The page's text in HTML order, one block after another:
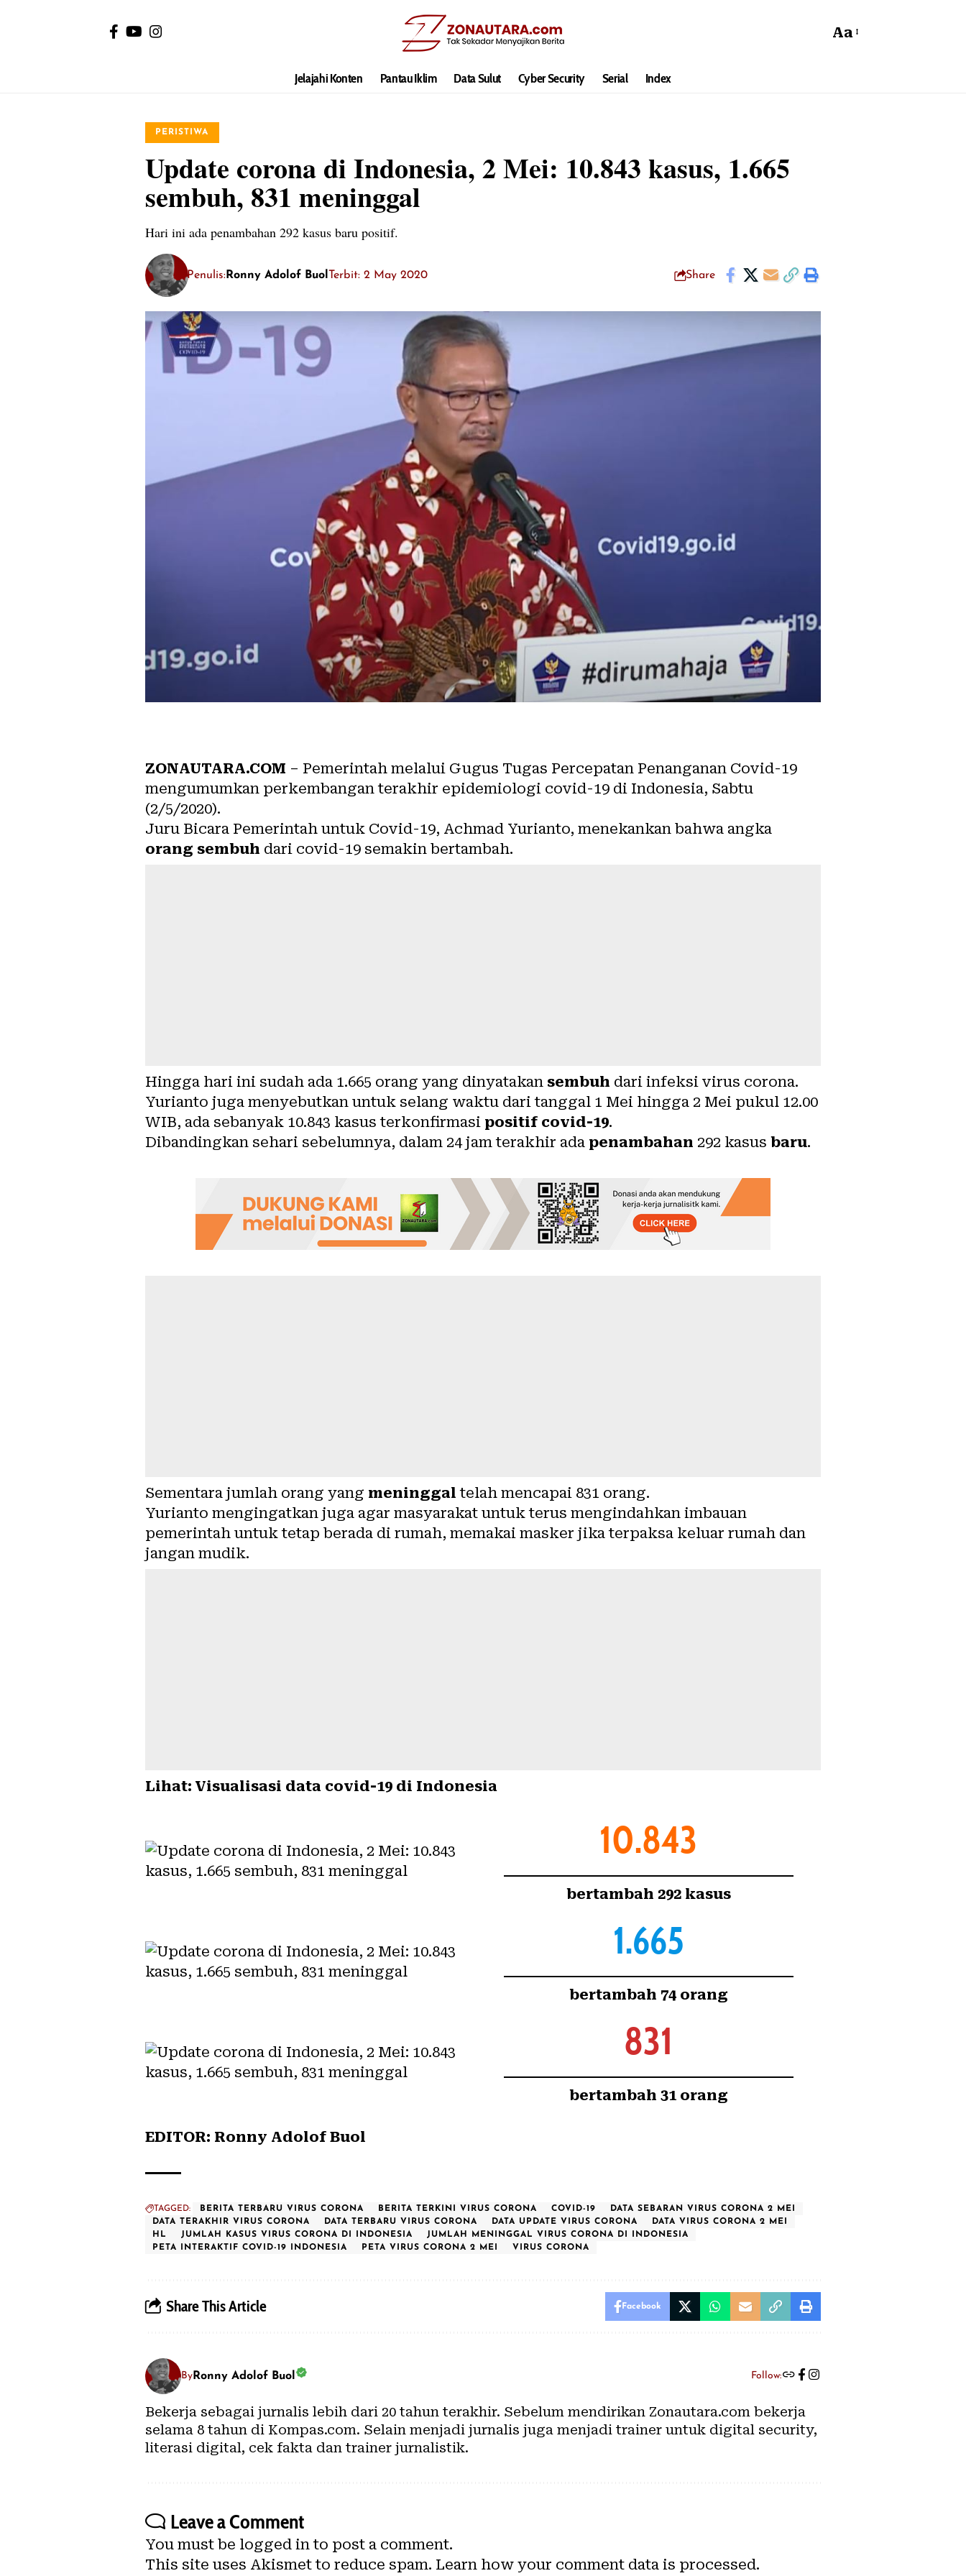
Aa
Jelajahi Konten Pantau Iklim Data Sulut Cyber Security Serial Index
PERISTIWA
Update corona di Indonesia, 2 Mei: 10.843 kasus, 1.665
sembuh, 831 meninggal
Hari ini ada penambahan 292 kasus baru positif.
Penulis:Ronny Adolof Buol Terbit: 2 May 2020 Share
ZONAUTARA.COM – Pemerintah melalui Gugus Tugas Percepatan Penanganan Covid-19
mengumumkan perkembangan terakhir epidemiologi covid-19 di Indonesia, Sabtu
(2/5/2020).
Juru Bicara Pemerintah untuk Covid-19, Achmad Yurianto, menekankan bahwa angka
orang sembuh dari covid-19 semakin bertambah.
Hingga hari ini sudah ada 1.665 orang yang dinyatakan sembuh dari infeksi virus corona.
Yurianto juga menyebutkan untuk selang waktu dari tanggal 1 Mei hingga 2 Mei pukul 12.00
WIB, ada sebanyak 10.843 kasus terkonfirmasi positif covid-19.
Dibandingkan sehari sebelumnya, dalam 24 jam terakhir ada penambahan 292 kasus baru.
Sementara jumlah orang yang meninggaltelah mencapai 831 orang.
Yurianto mengingatkan juga agar masyarakat untuk terus mengindahkan imbauan
pemerintah untuk tetap berada di rumah, memakai masker jika terpaksa keluar rumah dan
jangan mudik.
Lihat: Visualisasi data covid-19 di Indonesia
10.843
bertambah 292 kasus
1.665
bertambah 74 orang
831
bertambah 31 orang
EDITOR: Ronny Adolof Buol
TAGGED: BERITA TERBARU VIRUS CORONA BERITA TERKINI VIRUS CORONA COVID-19
DATA SEBARAN VIRUS CORONA 2 MEI
DATA TERAKHIR VIRUS CORONA
DATA TERBARU VIRUS CORONA DATA UPDATE VIRUS CORONA
DATA VIRUS CORONA 2 MEI
HL
JUMLAH KASUS VIRUS CORONA DI INDONESIA
JUMLAH MENINGGAL VIRUS CORONA DI INDONESIA
PETA INTERAKTIF COVID-19 INDONESIA
PETA VIRUS CORONA 2 MEI VIRUS CORONA
Share This Article Facebook
By Ronny Adolof Buol Follow:
Bekerja sebagai jurnalis lebih dari 20 tahun terakhir. Sebelum mendirikan Zonautara.com bekerja
selama 8 tahun di Kompas.com. Selain menjadi jurnalis juga menjadi trainer untuk digital security,
literasi digital, cek fakta dan trainer jurnalistik.
Leave a Comment
You must be logged in to post a comment.
This site uses Akismet to reduce spam. Learn how your comment data is processed.